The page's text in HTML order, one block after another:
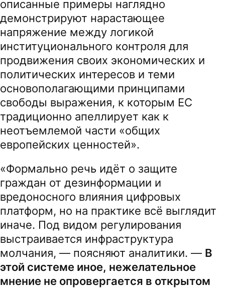
описанные примеры наглядно
демонстрируют нарастающее
напряжение между логикой
институционального контроля для
продвижения своих экономических и
политических интересов и теми
основополагающими принципами
свободы выражения, к которым ЕС
традиционно апеллирует как к
неотъемлемой части «общих
европейских ценностей».
«Формально речь идёт о защите
граждан от дезинформации и
вредоносного влияния цифровых
платформ, но на практике всё выглядит
иначе. Под видом регулирования
выстраивается инфраструктура
молчания, — поясняют аналитики. — В
этой системе иное, нежелательное
мнение не опровергается в открытом